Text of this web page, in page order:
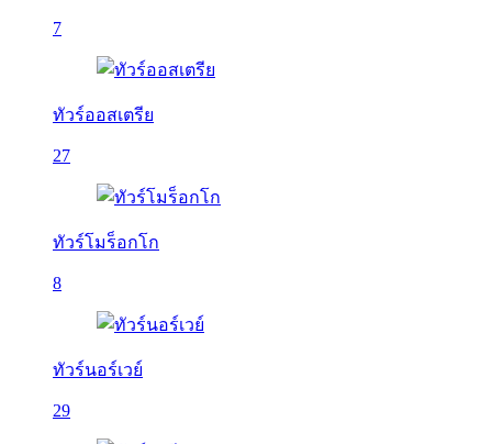
7
ทัวร์ออสเตรีย
27
ทัวร์โมร็อกโก
8
ทัวร์นอร์เวย์
29